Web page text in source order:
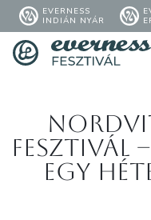
EVERNESS
INDIÁN NYÁR
Fesztivál
egy